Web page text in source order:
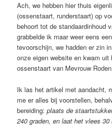
Ach, we hebben hier thuis
(ossenstaart, runderstaart) op
behoort tot de standaardinhoud
grabbelde ik maar weer eens
tevoorschijn, we hadden er zin
onze eigen website en kwam
ossenstaart van Mevrouw
Ik las het artikel met aandacht,
me er alles bij voorstellen,
bereiding:plaats de
240 graden, en laat het vlees 30